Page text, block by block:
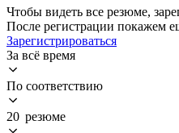
Чтобы видеть все резюме,
После регистрации покажем
Зарегистрироваться
За всё время
По соответствию
20 резюме